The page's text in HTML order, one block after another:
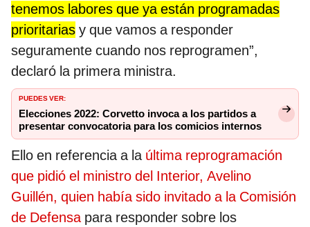
tenemos labores que ya están programadas
prioritarias y que vamos a responder
seguramente cuando nos reprogramen”,
declaró la primera ministra.
PUEDES VER:
Elecciones 2022: Corvetto invoca a los partidos a
presentar convocatoria para los comicios internos
Ello en referencia a la última reprogramación
que pidió el ministro del Interior, Avelino
Guillén, quien había sido invitado a la Comisión
de Defensapara responder sobre los